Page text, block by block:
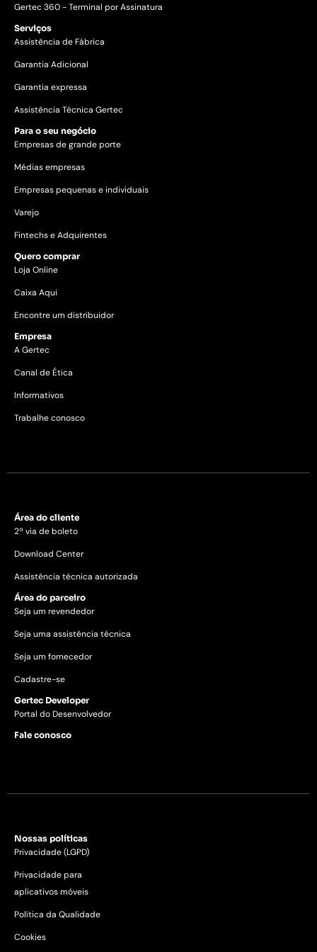
Gertec 360 - Terminal por Assinatura
Serviços
Assistência de Fábrica
Garantia Adicional
Garantia expressa
Assistência Técnica Gertec
Para o seu negócio
Empresas de grande porte
Médias empresas
Empresas pequenas e individuais
Varejo
Fintechs e Adquirentes
Quero comprar
Loja Online
Caixa Aqui
Encontre um distribuidor
Empresa
A Gertec
Canal de Ética
Informativos
Trabalhe conosco
Área do cliente
2ª via de boleto
Download Center
Assistência técnica autorizada
Área do parceiro
Seja um revendedor
Seja uma assistência técnica
Seja um fornecedor
Cadastre-se
Gertec Developer
Portal do Desenvolvedor
Fale conosco
Nossas políticas
Privacidade (LGPD)
Privacidade para
aplicativos móveis
Política da Qualidade
Cookies